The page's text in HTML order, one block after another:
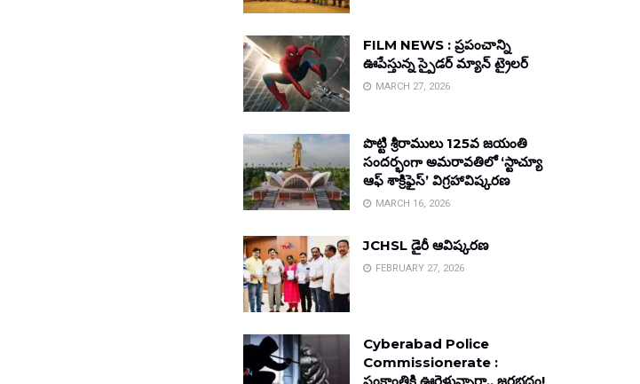
FILM NEWS : ప్రపంచాన్ని
ఊపేస్తున్న స్పైడర్ మ్యాన్ ట్రైలర్
MARCH 27, 2026
పొట్టి శ్రీరాములు 125వ జయంతి
సందర్భంగా అమరావతిలో ‘స్టాచ్యూ
ఆఫ్ శాక్రిఫైస్’ విగ్రహావిష్కరణ
MARCH 16, 2026
JCHSL డైరీ ఆవిష్కరణ
FEBRUARY 27, 2026
Cyberabad Police
Commissionerate :